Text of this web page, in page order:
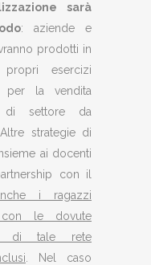
sarà
: aziende e
prodotti in
esercizi
per la vendita
settore da
strategie di
ai docenti
con il
i ragazzi
con le dovute
di tale rete
. Nel caso